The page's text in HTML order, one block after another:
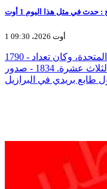
1 أوت 2026، 09:30
1790 - إجراء أول تعداد للسكان في الولايات المتحدة، وكان تعداد
السكان آنذاك 4 ملايين مواطن للولايات الثلاث عشرة. 1834 - صدور